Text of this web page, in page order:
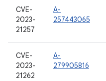
CVE-
2023-
21257
A-
257443065
CVE-
2023-
21262
A-
279905816